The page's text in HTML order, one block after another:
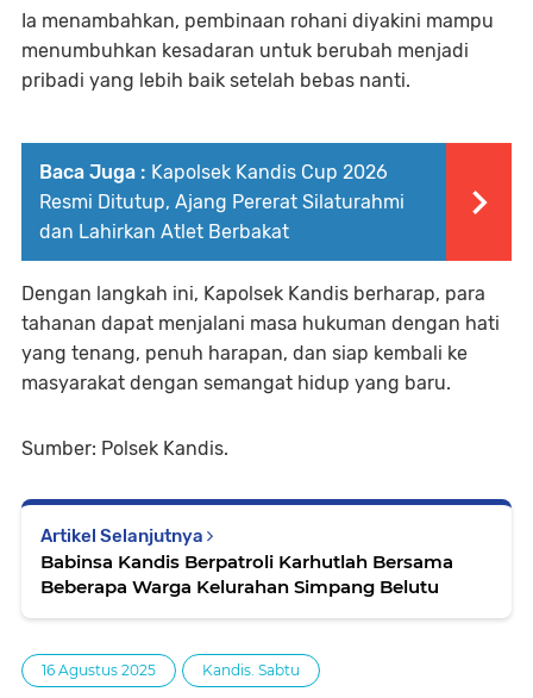
Ia menambahkan, pembinaan rohani diyakini mampu
menumbuhkan kesadaran untuk berubah menjadi
pribadi yang lebih baik setelah bebas nanti.
Baca Juga : Kapolsek Kandis Cup 2026
Resmi Ditutup, Ajang Pererat Silaturahmi
dan Lahirkan Atlet Berbakat
Dengan langkah ini, Kapolsek Kandis berharap, para
tahanan dapat menjalani masa hukuman dengan hati
yang tenang, penuh harapan, dan siap kembali ke
masyarakat dengan semangat hidup yang baru.
Sumber: Polsek Kandis.
Artikel Selanjutnya
Babinsa Kandis Berpatroli Karhutlah Bersama
Beberapa Warga Kelurahan Simpang Belutu
16 Agustus 2025 Kandis. Sabtu